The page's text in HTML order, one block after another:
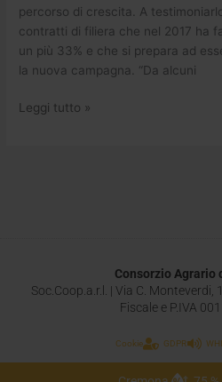
percorso di crescita. A
contratti di filiera che nel 2017 ha
un più 33% e che si prepara ad
la nuova campagna. “Da alcuni
Leggi tutto »
Consorzio Agrario
Soc.Coop.a.r.l. | Via C.
Fiscale e P.IVA
Cookie GDPR